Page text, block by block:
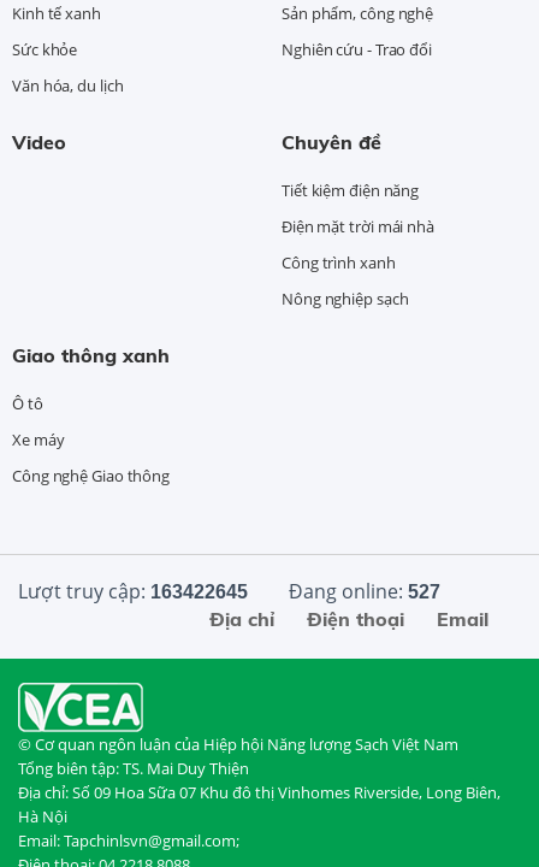
Kinh tế xanh
Sức khỏe
Văn hóa, du lịch
Sản phẩm, công nghệ
Nghiên cứu - Trao đổi
Video Chuyên đề
Tiết kiệm điện năng
Điện mặt trời mái nhà
Công trình xanh
Nông nghiệp sạch
Giao thông xanh
Ô tô
Xe máy
Công nghệ Giao thông
Lượt truy cập: 163422645 Đang online: 527
Email
Điện thoại
Địa chỉ
© Cơ quan ngôn luận của Hiệp hội Năng lượng Sạch Việt Nam
Tổng biên tập: TS. Mai Duy Thiện
Địa chỉ: Số 09 Hoa Sữa 07 Khu đô thị Vinhomes Riverside, Long Biên,
Hà Nội
Email: Tapchinlsvn@gmail.com;